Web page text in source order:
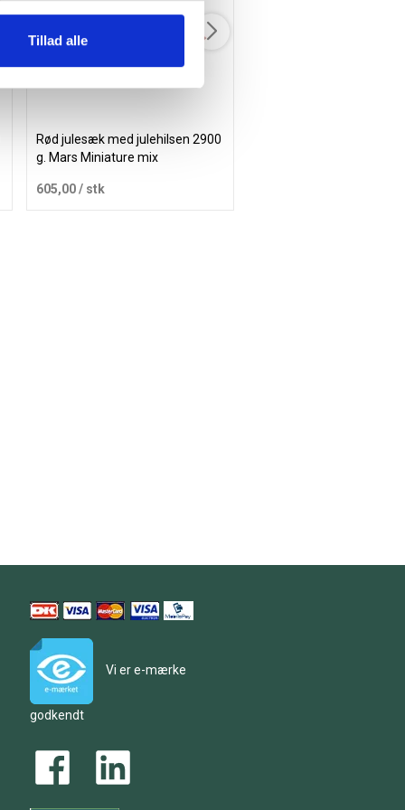
Tillad alle
Rød julesæk med julehilsen 2900
g. Mars Miniature mix
605,00 / stk
Vi er e-mærke
godkendt